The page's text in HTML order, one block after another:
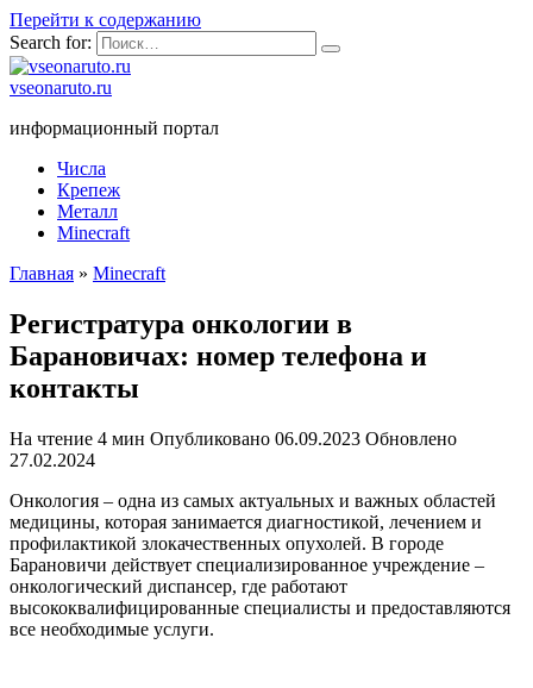
Перейти к содержанию
Search for:
vseonaruto.ru
информационный портал
Числа
Крепеж
Металл
Minecraft
Главная » Minecraft
Регистратура онкологии в
Барановичах: номер телефона и
контакты
На чтение 4 мин Опубликовано 06.09.2023 Обновлено
27.02.2024
Онкология – одна из самых актуальных и важных областей
медицины, которая занимается диагностикой, лечением и
профилактикой злокачественных опухолей. В городе
Барановичи действует специализированное учреждение –
онкологический диспансер, где работают
высококвалифицированные специалисты и предоставляются
все необходимые услуги.